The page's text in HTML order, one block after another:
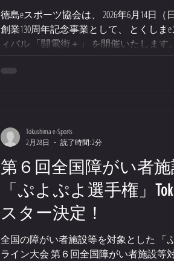
ラ・ポケモンユナイ
前エントリー受付開
徳島eスポーツ協会は、 2026年6月14日
創業130周年記念事業として、 とくしま
ィバル 「闘電街＋」 を開催いたします
楽しめるゲームの祭典!!」をテーマに、
ゲーム体験ブース ロボット操縦体験 e
に、東新町商店街・籠屋町商店街も連携
なかを舞台に“ゲームとデジタルの文化
イベント概要 とくしまeスポーツフェス
＋」 開催日：2026年6月14日（日） 時間：
あわぎんBASE（阿波銀行本店営業部）
屋町商店街 入場無料 主催 阿波銀行 共催
会 後援 徳島県 徳島市教育委員会 体験ブ
当日は、 四国大学eスポーツ部 神山まる
「Hana
第６回全国障がい者
「ぷよぷよ選手権」
スター決定！
全国の障がい者施設等を対象とした 「
ライン大会 第６回全国障がい者施設等
Tokushima e-Sports
2月28日
読了時間: 2分